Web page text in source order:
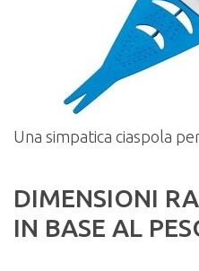
Una simpatica ciaspola
DIMENSIONI
IN BASE AL